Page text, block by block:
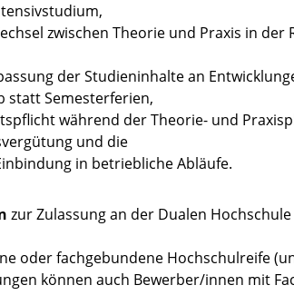
zwischen Theorie und Praxis in der
der Studieninhalte an
statt Semesterferien,
während der Theorie- und
und die
in betriebliche Abläufe.
zur Zulassung an der Dualen
oder fachgebundene Hochschulreife
können auch Bewerber/innen mit